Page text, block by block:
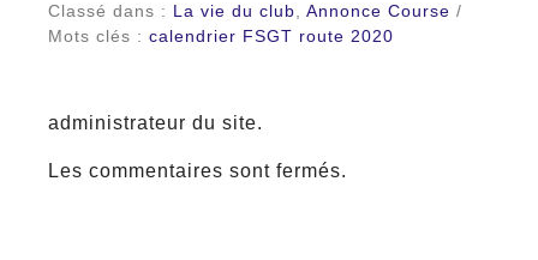
Classé dans : La vie du club, Annonce Course /
Mots clés : calendrier FSGT route 2020
administrateur du site.
Les commentaires sont fermés.